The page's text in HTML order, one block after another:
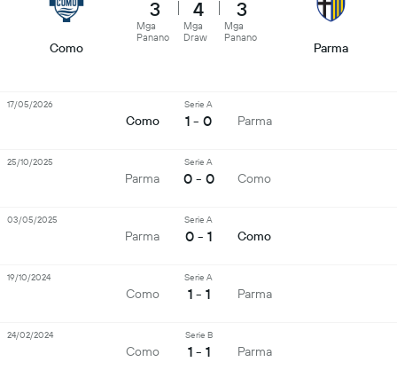
Como
3
Mga
Panano
4
Mga
Draw
3
Mga
Panano
Parma
Como
Serie A
1 - 0 Parma
17/05/2026
Parma
Serie A
0 - 0 Como
25/10/2025
Parma
Serie A
0 - 1 Como
03/05/2025
Como
Serie A
1 - 1 Parma
19/10/2024
Como
Serie B
1 - 1 Parma
24/02/2024